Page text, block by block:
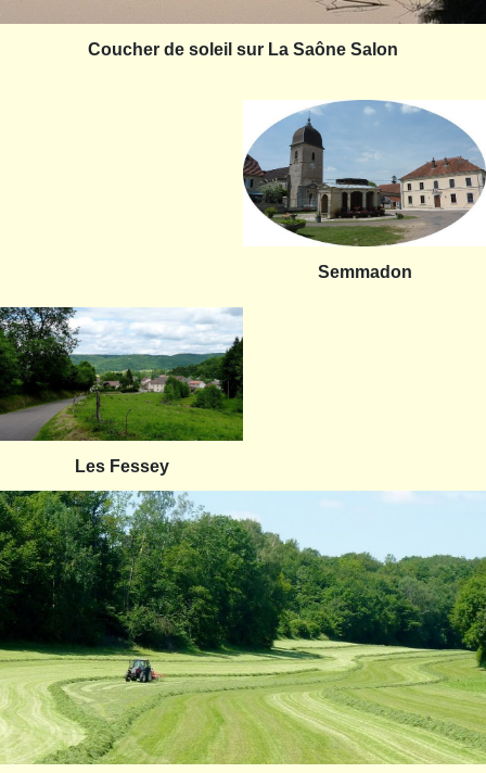
Coucher de soleil sur La Saône Salon
Semmadon
Les Fessey